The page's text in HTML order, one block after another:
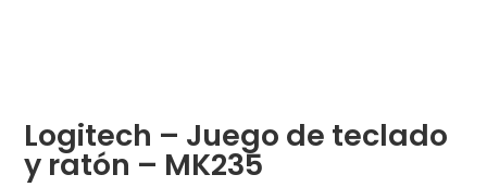
Logitech – Juego de teclado
y ratón – MK235